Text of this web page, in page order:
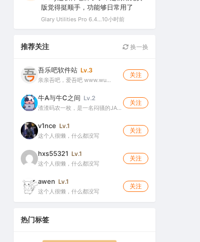
版觉得挺顺手，功能够日常用了
Glary Utilities Pro 6.44.0.48 简体中文绿色破解版（系统维护军刀）10小时前
推荐关注 换一换
吾乐吧软件站 Lv.3
亲亲吾吧，爱吾吧 www.wu…
关注
牛A与牛C之间 Lv.2
渣渣码农一枚，是一名闷骚的JA…
关注
v1nce Lv.1
这个人很懒，什么都没写
关注
hxs55321 Lv.1
这个人很懒，什么都没写
关注
awen Lv.1
这个人很懒，什么都没写
关注
热门标签